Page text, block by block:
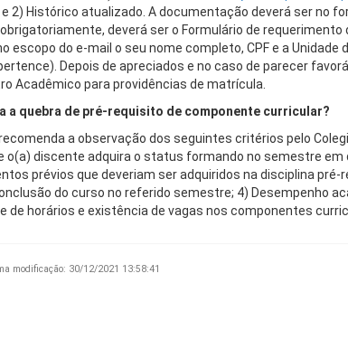
2) Histórico atualizado. A documentação deverá ser no
deverá ser o Formulário de requerimento
escopo do e-mail o seu nome completo, CPF e a Unidade
Depois de apreciados e no caso de parecer
Acadêmico para providências de matrícula.
a quebra de pré-requisito de componente curricular?
a observação dos seguintes critérios pelo
o(a) discente adquira o status formando no semestre em
prévios que deveriam ser adquiridos na disciplina pré-
do curso no referido semestre; 4) Desempenho
de horários e existência de vagas nos componentes
modificação: 30/12/2021 13:58:41